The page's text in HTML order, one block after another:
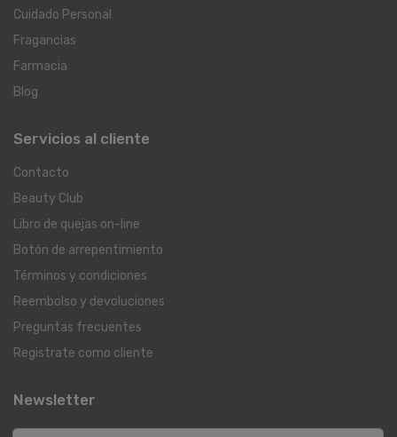
Cuidado Personal
Fragancias
Farmacia
Blog
Servicios al cliente
Contacto
Beauty Club
Libro de quejas on-line
Botón de arrepentimiento
Términos y condiciones
Reembolso y devoluciones
Preguntas frecuentes
Registrate como cliente
Newsletter